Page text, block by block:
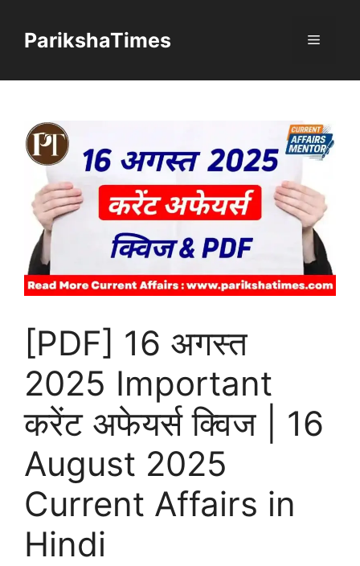
contentParikshaTimes Menu
[PDF] 16 अगस्त
2025 Important
करेंट अफेयर्स क्विज | 16
August 2025
Current Affairs in
Hindi